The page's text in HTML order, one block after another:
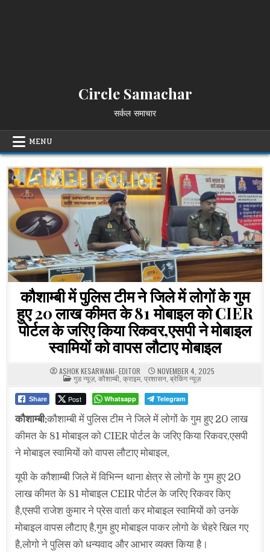
Circle Samachar
सर्कल समाचार
MENU
कौशाम्बी में पुलिस टीम ने जिले में लोगों के गुम
हुए 20 लाख कीमत के 81 मोबाइल को CIER
पोर्टल के जरिए किया रिकवर,एसपी ने मोबाइल
स्वामियों को वापस लौटाए मोबाइल
ASHOK KESARWANI- EDITOR NOVEMBER 4, 2025
POSTED
IN
गुड न्यूज़, कौशाम्बी ,क्राइम, प्रशासन ब्रेकिंग न्यूज़
Share Post Whatsapp Telegram
कौशाम्बी:कौशाम्बी में पुलिस टीम ने जिले में लोगों के गुम हुए 20 लाख
कीमत के 81 मोबाइल को CIER पोर्टल के जरिए किया रिकवर,एसपी
ने मोबाइल स्वामियों को वापस लौटाए मोबाइल,
यूपी के कौशाम्बी जिले में विभिन्न थाना क्षेत्र से लोगों के गुम हुए 20
लाख कीमत के 81 मोबाइल CEIR पोर्टल के जरिए रिकवर किए
है,एसपी राजेश कुमार ने प्रेस वार्ता कर मोबाइल स्वामियों को उनके
मोबाइल वापस लौटाए है,गुम हुए मोबाइल पाकर लोगो के चेहरे खिल गए
है,लोगो ने पुलिस को धन्यवाद और आभार व्यक्त किया है।